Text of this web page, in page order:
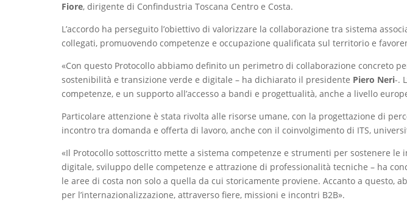
Fiore, dirigente di Confindustria Toscana Centro e Costa.
L’accordo ha perseguito l’obiettivo di valorizzare la collaborazione tra sistema
collegati, promuovendo competenze e occupazione qualificata sul territorio e
«Con questo Protocollo abbiamo definito un perimetro di collaborazione concreto
sostenibilità e transizione verde e digitale – ha dichiarato il presidente Piero Neri-.
competenze, e un supporto all’accesso a bandi e progettualità, anche a livello
Particolare attenzione è stata rivolta alle risorse umane, con la progettazione di
incontro tra domanda e offerta di lavoro, anche con il coinvolgimento di ITS,
«Il Protocollo sottoscritto mette a sistema competenze e strumenti per sostenere
digitale, sviluppo delle competenze e attrazione di professionalità tecniche – ha
le aree di costa non solo a quella da cui storicamente proviene. Accanto a
per l’internazionalizzazione, attraverso fiere, missioni e incontri B2B».